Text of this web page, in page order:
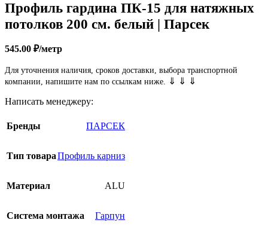
Профиль гардина ПК-15 для натяжных
потолков 200 см. белый | Парсек
545.00 ₽/метр
Для уточнения наличия, сроков доставки, выбора транспортной
компании, напишите нам по ссылкам ниже. ⇓ ⇓ ⇓
Написать менеджеру:
Бренды ПАРСЕК
Тип товараПрофиль карниз
Материал ALU
Система монтажа Гарпун